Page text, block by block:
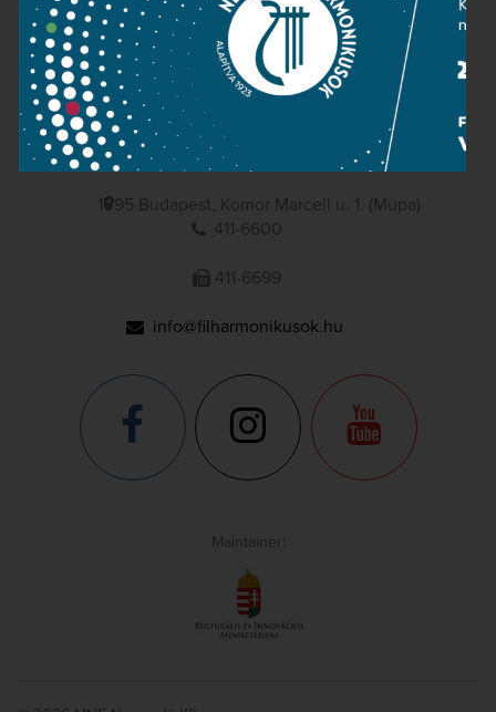
NATIONAL PHILHARMONIC
1095 Budapest, Komor Marcell u. 1. (Müpa)
411-6600
411-6699
info@filharmonikusok.hu
Maintainer: